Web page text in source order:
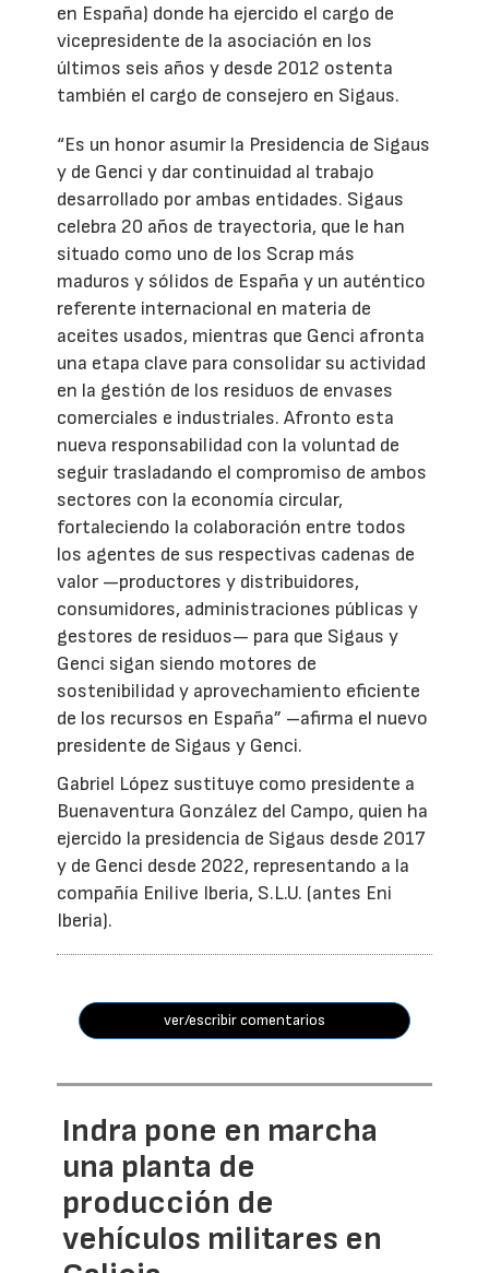
en España) donde ha ejercido el cargo de
vicepresidente de la asociación en los
últimos seis años y desde 2012 ostenta
también el cargo de consejero en Sigaus.
“Es un honor asumir la Presidencia de Sigaus
y de Genci y dar continuidad al trabajo
desarrollado por ambas entidades. Sigaus
celebra 20 años de trayectoria, que le han
situado como uno de los Scrap más
maduros y sólidos de España y un auténtico
referente internacional en materia de
aceites usados, mientras que Genci afronta
una etapa clave para consolidar su actividad
en la gestión de los residuos de envases
comerciales e industriales. Afronto esta
nueva responsabilidad con la voluntad de
seguir trasladando el compromiso de ambos
sectores con la economía circular,
fortaleciendo la colaboración entre todos
los agentes de sus respectivas cadenas de
valor —productores y distribuidores,
consumidores, administraciones públicas y
gestores de residuos— para que Sigaus y
Genci sigan siendo motores de
sostenibilidad y aprovechamiento eficiente
de los recursos en España” –afirma el nuevo
presidente de Sigaus y Genci.
Gabriel López sustituye como presidente a
Buenaventura González del Campo, quien ha
ejercido la presidencia de Sigaus desde 2017
y de Genci desde 2022, representando a la
compañía Enilive Iberia, S.L.U. (antes Eni
Iberia).
ver/escribir comentarios
Indra pone en marcha
una planta de
producción de
vehículos militares en